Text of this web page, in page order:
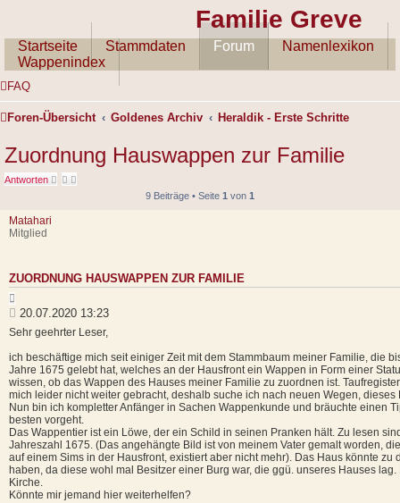
Familie Greve
Startseite Stammdaten Forum
Namenlexikon
Wappenindex
FAQ
Foren-Übersicht Goldenes Archiv Heraldik - Erste Schritte
Zuordnung Hauswappen zur Familie
Antworten
9 Beiträge • Seite 1 von 1
Matahari
Mitglied
ZUORDNUNG HAUSWAPPEN ZUR FAMILIE
Z
i
t
i
r
e
n
B
e
t
r
a
g
20.07.2020 13:23
Sehr geehrter Leser,
ich beschäftige mich seit einiger Zeit mit dem Stammbaum meiner Familie, die
Jahre 1675 gelebt hat, welches an der Hausfront ein Wappen in Form einer
wissen, ob das Wappen des Hauses meiner Familie zu zuordnen ist.
mich leider nicht weiter gebracht, deshalb suche ich nach neuen Wegen, dieses
Nun bin ich kompletter Anfänger in Sachen Wappenkunde und bräuchte einen
besten vorgeht.
Das Wappentier ist ein Löwe, der ein Schild in seinen Pranken hält. Zu lesen
Jahreszahl 1675. (Das angehängte Bild ist von meinem Vater gemalt worden,
auf einem Sims in der Hausfront, existiert aber nicht mehr). Das Haus könnte zu
haben, da diese wohl mal Besitzer einer Burg war, die ggü. unseres Hauses
Kirche.
Könnte mir jemand hier weiterhelfen?